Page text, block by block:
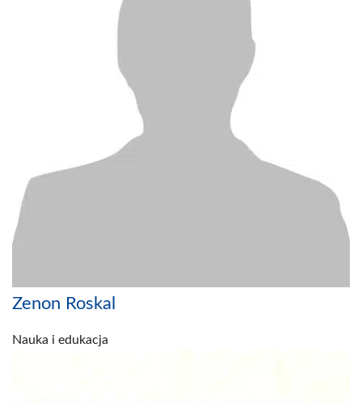
Zenon Roskal
Nauka i edukacja